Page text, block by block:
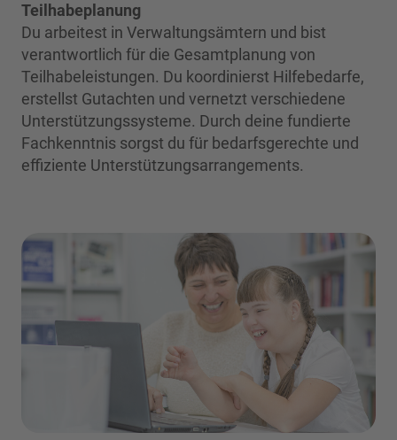
Teilhabeplanung
Du arbeitest in Verwaltungsämtern und bist
verantwortlich für die Gesamtplanung von
Teilhabeleistungen. Du koordinierst Hilfebedarfe,
erstellst Gutachten und vernetzt verschiedene
Unterstützungssysteme. Durch deine fundierte
Fachkenntnis sorgst du für bedarfsgerechte und
effiziente Unterstützungsarrangements.